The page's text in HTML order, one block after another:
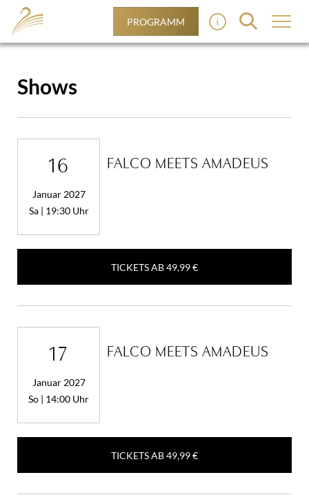
PROGRAMM
Shows
16
Januar 2027
Sa | 19:30 Uhr
FALCO MEETS AMADEUS
TICKETS AB49,99 €
17
Januar 2027
So | 14:00 Uhr
FALCO MEETS AMADEUS
TICKETS AB49,99 €